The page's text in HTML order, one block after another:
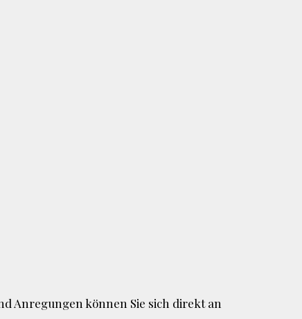
Anregungen können Sie sich direkt an